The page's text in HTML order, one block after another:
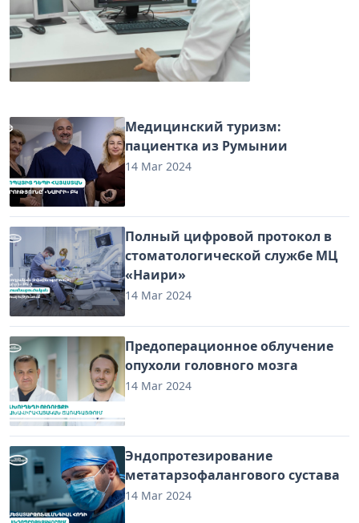
Медицинский туризм:
пациентка из Румынии
14 Mar 2024
Полный цифровой протокол в
стоматологической службе МЦ
«Наири»
14 Mar 2024
Предоперационное облучение
опухоли головного мозга
14 Mar 2024
Эндопротезирование
метатарзофалангового сустава
14 Mar 2024